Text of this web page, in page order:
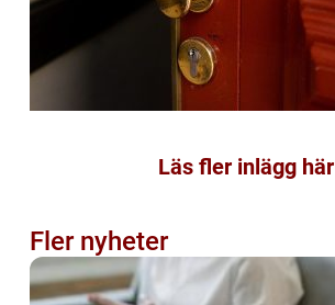
Läs fler inlägg här
Fler nyheter